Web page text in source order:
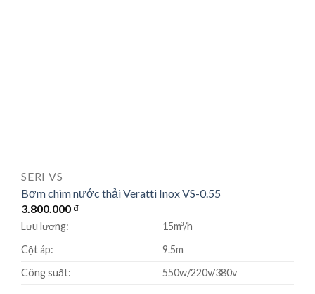
SERI VS
Bơm chìm nước thải Veratti Inox VS-0.55
3.800.000 ₫
Lưu lượng:
15m³/h
Cột áp:
9.5m
Công suất:
550w/220v/380v